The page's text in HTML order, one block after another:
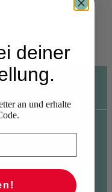
deiner
an und erhalte